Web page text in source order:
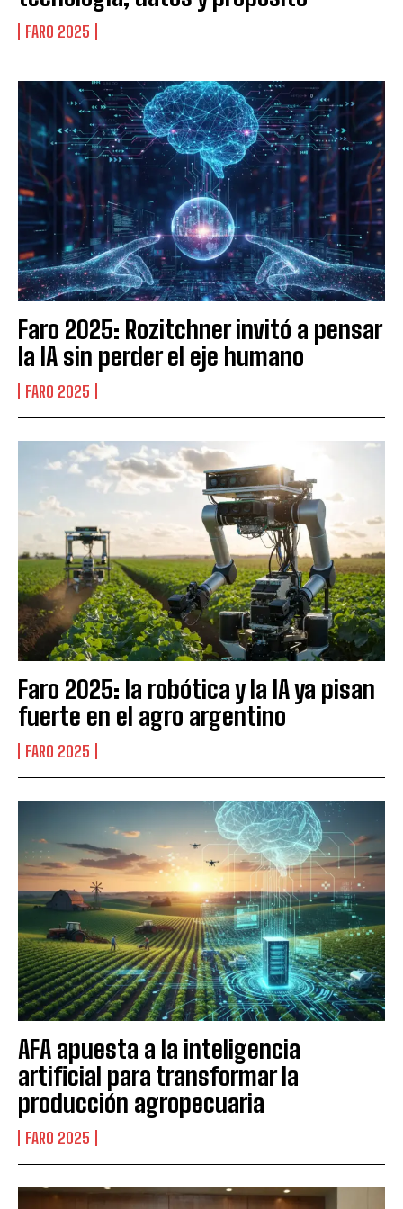
Suscribite al Newsletter
FARO 2025
Faro 2025: Rozitchner invitó a pensar
la IA sin perder el eje humano
FARO 2025
Faro 2025: la robótica y la IA ya pisan
fuerte en el agro argentino
FARO 2025
AFA apuesta a la inteligencia
artificial para transformar la
producción agropecuaria
FARO 2025